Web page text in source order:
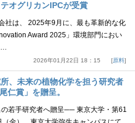
オグリカンIPCが受賞
社は、 2025年9月に、最も革新的な化
Award 2025」環境部門におい
2026年01月22日 18：15 原料
、未来の植物化学を担う研究者
仁賞」を贈呈。
若手研究者へ贈呈── 東京大学・第61